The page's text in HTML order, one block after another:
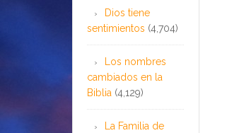
Dios tiene
sentimientos (4,704)
Los nombres
cambiados en la
Biblia (4,129)
La Familia de